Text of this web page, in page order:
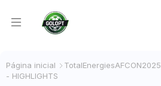
Página inicial TotalEnergiesAFCON2025
- HIGHLIGHTS